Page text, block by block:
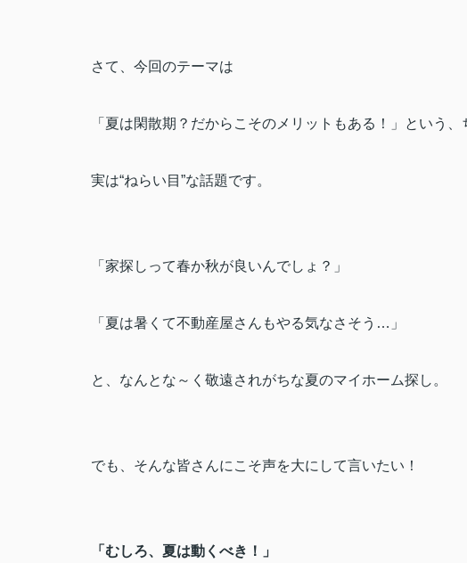
さて、 今回のテーマは
「夏は閑散期？だからこそのメリットもある！」という、
実は“ねらい目”な話題です。
「家探しって春か秋が良いんでしょ？」
「夏は暑くて不動産屋さんもやる気なさそう…」
と、なんとな～く敬遠されがちな夏のマイホーム探し。
でも、そんな皆さんにこそ声を大にして言いたい！
「むしろ、夏は動くべき！」